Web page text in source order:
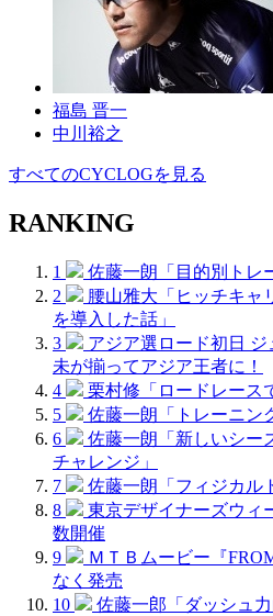
福島 晋一
中川裕之
すべてのCYCLOGを見る
RANKING
1
佐藤一朗「目的別トレ
2
腰山雅大「ヒッチキャ
を導入した話」
3
アジア選ロード初日
未が揃ってアジア王者に！
4
栗村修「ロードレース
5
佐藤一朗「トレーニン
6
佐藤一朗「新しいシー
チャレンジ」
7
佐藤一朗「フィジカル
8
東京デザイナーズウィ
数開催
9
ＭＴＢムービー『
なく発売
10
佐藤一郎「ダッシュ